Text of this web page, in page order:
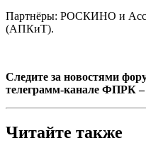
Партнёры: РОСКИНО и
(АПКиТ).
Cледите за новостями
телеграмм-канале ФПРК –
Читайте также